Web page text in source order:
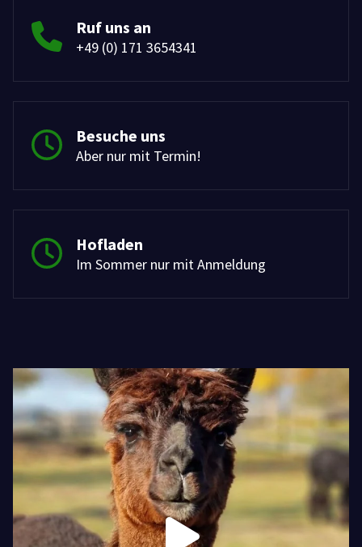
Ruf uns an
+49 (0) 171 3654341
Besuche uns
Aber nur mit Termin!
Hofladen
Im Sommer nur mit Anmeldung